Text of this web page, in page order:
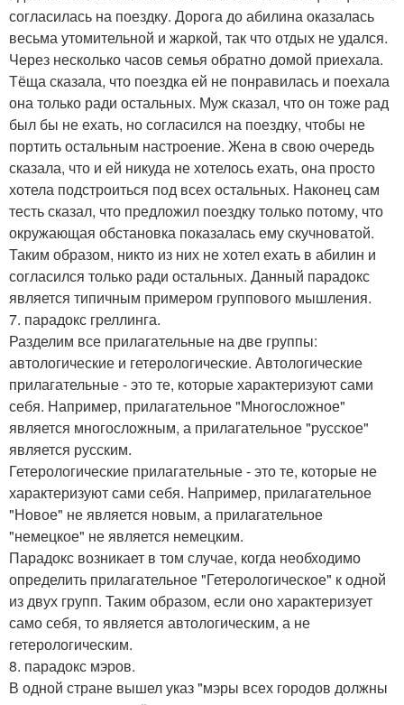
согласилась на поездку. Дорога до абилина оказалась
весьма утомительной и жаркой, так что отдых не удался.
Через несколько часов семья обратно домой приехала.
Тёща сказала, что поездка ей не понравилась и поехала
она только ради остальных. Муж сказал, что он тоже рад
был бы не ехать, но согласился на поездку, чтобы не
портить остальным настроение. Жена в свою очередь
сказала, что и ей никуда не хотелось ехать, она просто
хотела подстроиться под всех остальных. Наконец сам
тесть сказал, что предложил поездку только потому, что
окружающая обстановка показалась ему скучноватой.
Таким образом, никто из них не хотел ехать в абилин и
согласился только ради остальных. Данный парадокс
является типичным примером группового мышления.
7. парадокс греллинга.
Разделим все прилагательные на две группы:
автологические и гетерологические. Автологические
прилагательные - это те, которые характеризуют сами
себя. Например, прилагательное "Многосложное"
является многосложным, а прилагательное "русское"
является русским.
Гетерологические прилагательные - это те, которые не
характеризуют сами себя. Например, прилагательное
"Новое" не является новым, а прилагательное
"немецкое" не является немецким.
Парадокс возникает в том случае, когда необходимо
определить прилагательное "Гетерологическое" к одной
из двух групп. Таким образом, если оно характеризует
само себя, то является автологическим, а не
гетерологическим.
8. парадокс мэров.
В одной стране вышел указ "мэры всех городов должны